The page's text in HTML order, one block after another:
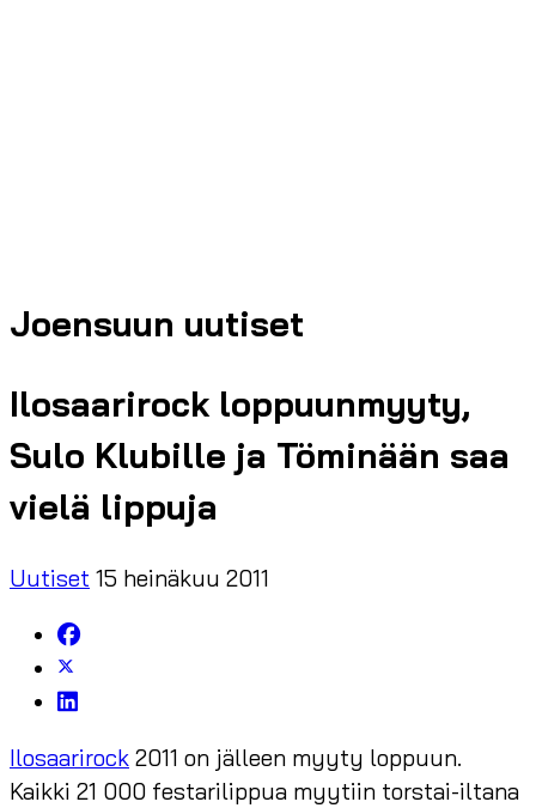
Joensuun uutiset
Ilosaarirock loppuunmyyty,
Sulo Klubille ja Töminään saa
vielä lippuja
Uutiset 15 heinäkuu 2011
Ilosaarirock 2011 on jälleen myyty loppuun.
Kaikki 21 000 festarilippua myytiin torstai-iltana